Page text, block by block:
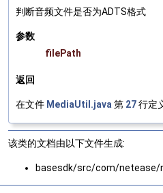
判断音频文件是否为ADTS格式
参数
filePath
返回
在文件 MediaUtil.java第 27行定
该类的文档由以下文件生成:
basesdk/src/com/